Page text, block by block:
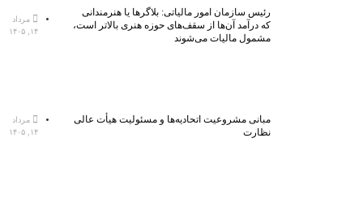
رئیس سازمان امور مالیاتی: بلاگر‌ها یا هنرمندانی
که درآمد آن‌ها از سقف‌های حوزه هنری بالاتر است،
مشمول مالیات می‌شوند
مرداد
۱۴, ۱۴۰۵
مبانی مشروعیت اتحادیه‌ها و مسئولیت هیأت عالی
نظارت
مرداد
۱۴, ۱۴۰۵